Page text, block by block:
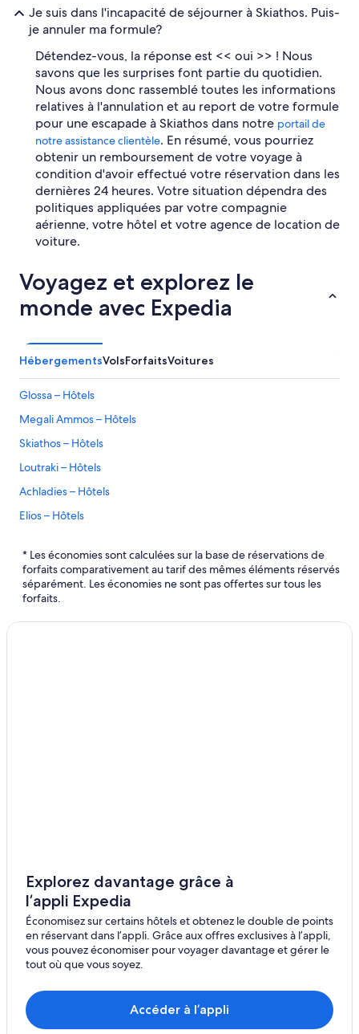
Je suis dans l'incapacité de séjourner à Skiathos. Puis-
je annuler ma formule?
Détendez-vous, la réponse est << oui >> ! Nous
savons que les surprises font partie du quotidien.
Nous avons donc rassemblé toutes les informations
relatives à l'annulation et au report de votre formule
pour une escapade à Skiathos dans notre portail de
notre assistance clientèle. En résumé, vous pourriez
obtenir un remboursement de votre voyage à
condition d'avoir effectué votre réservation dans les
dernières 24 heures. Votre situation dépendra des
politiques appliquées par votre compagnie
aérienne, votre hôtel et votre agence de location de
voiture.
Voyagez et explorez le
monde avec Expedia
HébergementsVolsForfaitsVoitures
Glossa – Hôtels
Megali Ammos – Hôtels
Skiathos – Hôtels
Loutraki – Hôtels
Achladies – Hôtels
Elios – Hôtels
Ville de Skiathos – Hôtels
Skópelos – Hôtels
* Les économies sont calculées sur la base de réservations de
forfaits comparativement au tarif des mêmes éléments réservés
séparément. Les économies ne sont pas offertes sur tous les
forfaits.
Explorez davantage grâce à
l’appli Expedia
Économisez sur certains hôtels et obtenez le double de points
en réservant dans l’appli. Grâce aux offres exclusives à l’appli,
vous pouvez économiser pour voyager davantage et gérer le
tout où que vous soyez.
Accéder à l’appli